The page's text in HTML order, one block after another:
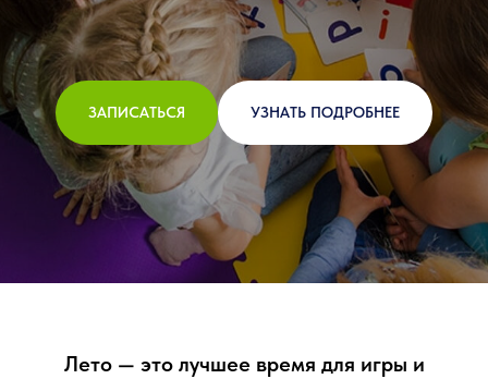
ЗАПИСАТЬСЯ УЗНАТЬ ПОДРОБНЕЕ
Лето — это лучшее время для игры и